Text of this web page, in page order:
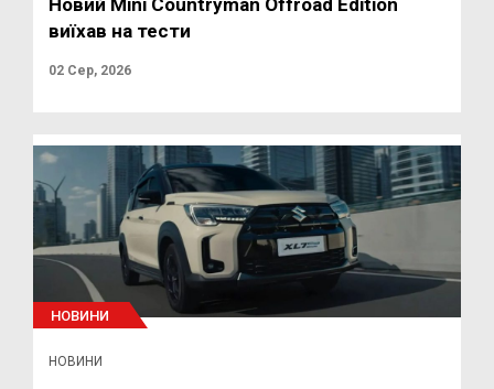
Новий Mini Countryman Offroad Edition
виїхав на тести
02 Сер, 2026
НОВИНИ
НОВИНИ